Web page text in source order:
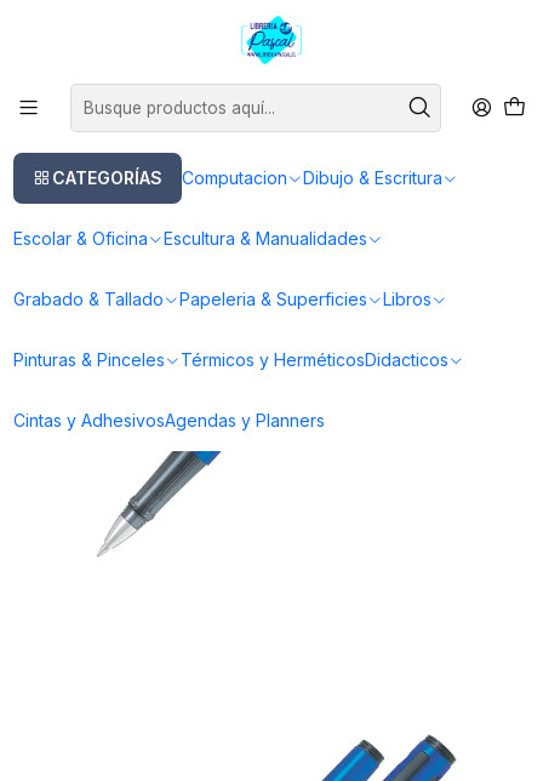
CATEGORÍAS Computacion Dibujo & Escritura
Escolar & Oficina Escultura & Manualidades
Grabado & Tallado Papeleria & Superficies Libros
Pinturas & Pinceles Térmicos y HerméticosDidacticos
Cintas y AdhesivosAgendas y Planners
Este es el texto del slide
Roller Ball Explorer Metálizado